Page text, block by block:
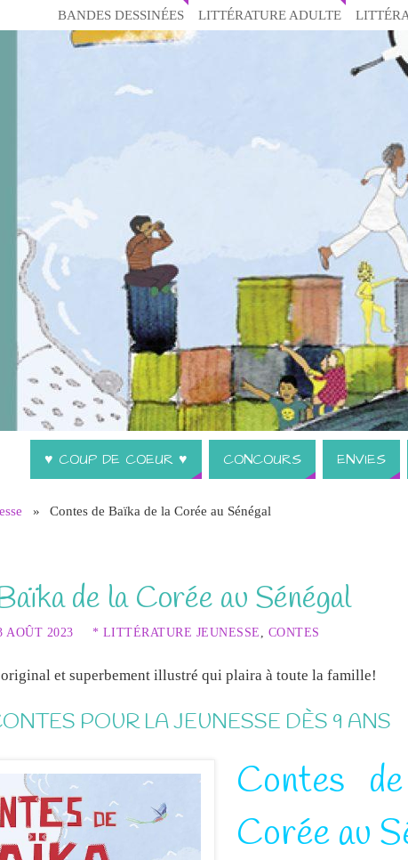
BANDES DESSINÉES LITTÉRATURE ADULTE
♥ COUP DE COEUR ♥ CONCOURS ENVIES
» Contes de Baïka de la Corée au Sénégal
de la Corée au Sénégal
AOÛT 2023 * LITTÉRATURE JEUNESSE CONTES
et superbement illustré qui plaira à toute la famille!
POUR LA JEUNESSE DÈS 9 ANS
Contes
Corée au